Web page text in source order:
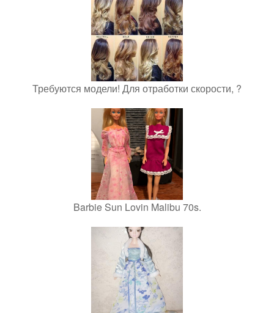
Требуются модели! Для отработки скорости, ?
Barbie Sun Lovin Malibu 70s.